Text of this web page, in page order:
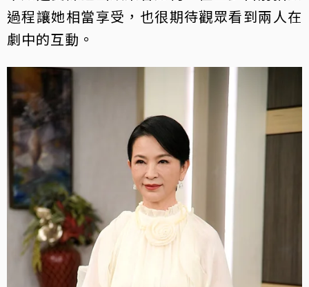
過程讓她相當享受，也很期待觀眾看到兩人在
劇中的互動。